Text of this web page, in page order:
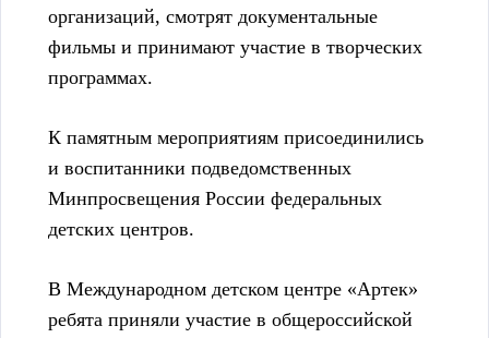
организаций, смотрят документальные
фильмы и принимают участие в творческих
программах.
К памятным мероприятиям присоединились
и воспитанники подведомственных
Минпросвещения России федеральных
детских центров.
В Международном детском центре «Артек»
ребята приняли участие в общероссийской